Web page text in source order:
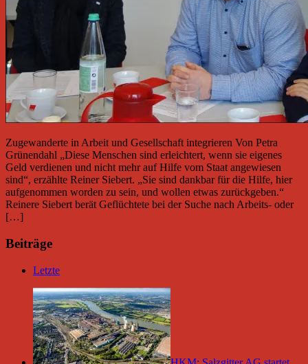
Zugewanderte in Arbeit und Gesellschaft integrieren Von Petra
Grünendahl „Diese Menschen sind erleichtert, wenn sie eigenes
Geld verdienen und nicht mehr auf Hilfe vom Staat angewiesen
sind“, erzählte Reiner Siebert. „Sie sind dankbar für die Hilfe, hier
aufgenommen worden zu sein, und wollen etwas zurückgeben.“
Reinere Siebert berät Geflüchtete bei der Suche nach Arbeits- oder
[…]
Beiträge
Letzte